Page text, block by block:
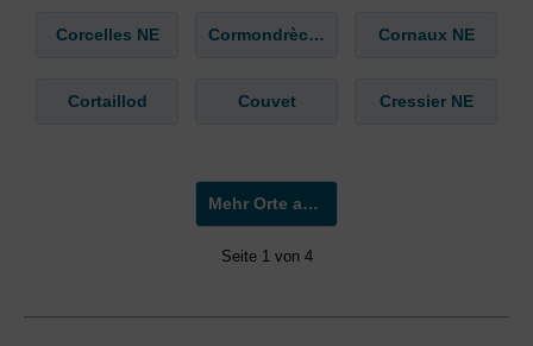
Corcelles NE Cormondrèche Cornaux NE
Cortaillod Couvet Cressier NE
Mehr Orte anzeigen »
Seite 1 von 4